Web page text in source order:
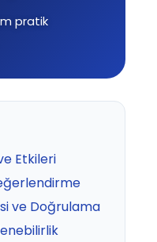
pratik
Etkileri
ve Doğrulama